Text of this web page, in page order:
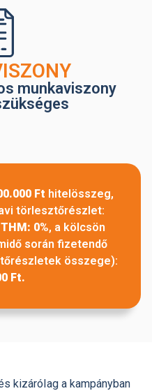
munkaviszony
Ft hitelösszeg,
törlesztőrészlet:
0%, a kölcsön
során fizetendő
összege):
Ft.
kizáróIag a kampányban